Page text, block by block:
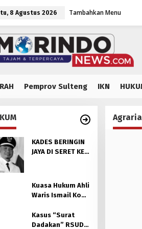
8 Agustus 2026 Tambahkan Menu
Pemprov Sulteng IKN
KADES BERINGIN
JAYA DI SERET KE
SIDANG KASUS
TANAH
Kuasa Hukum Ahli
Waris Ismail Kosi
Beringin Jaya ke
Polda Sulteng
Kasus “Surat
Dadakan” RSUD
Agraria